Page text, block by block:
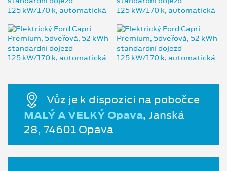
Vůz je k dispozici na pobočce
MALÝ A VELKÝ Opava, Janská
28, 74601 Opava